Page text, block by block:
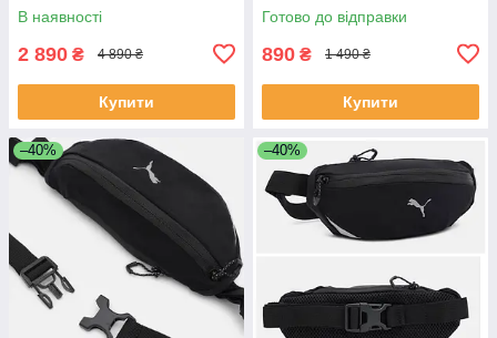
В наявності
2 890 ₴ 4 890 ₴
Купити
Готово до відправки
890 ₴ 1 490 ₴
Купити
–40% –40%